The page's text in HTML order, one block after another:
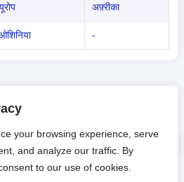
your browsing experience, serve
and analyze our traffic. By
to our use of cookies.
अफ़्रीका
-